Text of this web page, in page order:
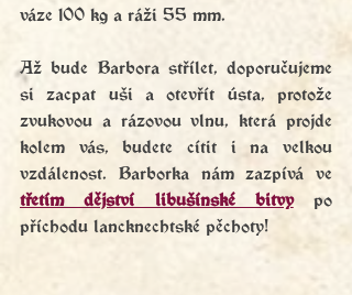
váze 100 kg a ráži 55 mm.
Až bude Barbora střílet, doporučujeme
si zacpat uši a otevřít ústa, protože
zvukovou a rázovou vlnu, která projde
kolem vás, budete cítit i na velkou
třetím dějství libušínské bitvy po
příchodu lancknechtské pěchoty!